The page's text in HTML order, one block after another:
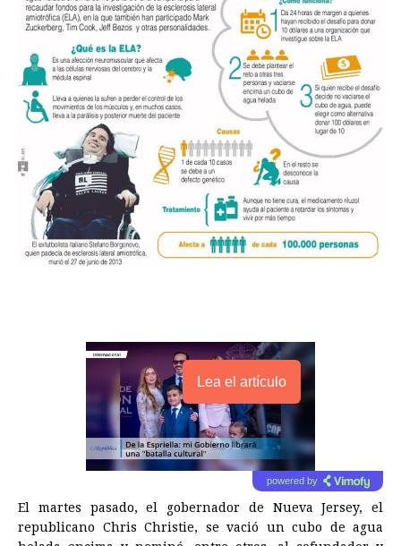
Lea el artículo
powered by
El martes pasado, el gobernador de Nueva Jersey, el
republicano Chris Christie, se vació un cubo de agua